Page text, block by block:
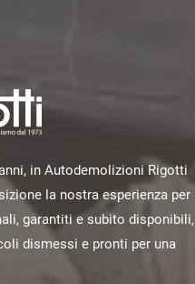
in Autodemolizioni Rigotti
la nostra esperienza per
garantiti e subito disponibili,
dismessi e pronti per una